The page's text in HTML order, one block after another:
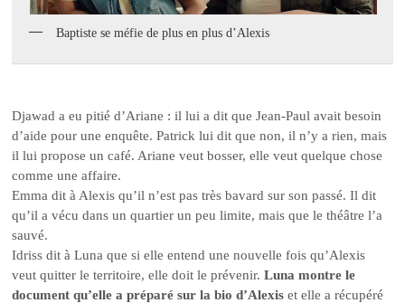
Baptiste se méfie de plus en plus d’Alexis
Djawad a eu pitié d’Ariane : il lui a dit que Jean-Paul avait besoin
d’aide pour une enquête. Patrick lui dit que non, il n’y a rien, mais
il lui propose un café. Ariane veut bosser, elle veut quelque chose
comme une affaire.
Emma dit à Alexis qu’il n’est pas très bavard sur son passé. Il dit
qu’il a vécu dans un quartier un peu limite, mais que le théâtre l’a
sauvé.
Idriss dit à Luna que si elle entend une nouvelle fois qu’Alexis
veut quitter le territoire, elle doit le prévenir.Luna montre le
document qu’elle a préparé sur la bio d’Alexis et elle a récupéré